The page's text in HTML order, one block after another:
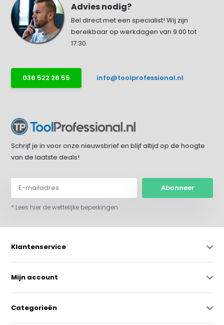
Advies nodig?
Bel direct met een specialist! Wij zijn
bereikbaar op werkdagen van 9:00 tot
17:30.
036 522 26 55 info@toolprofessional.nl
Schrijf je in voor onze nieuwsbrief en blijf altijd op de hoogte
van de laatste deals!
Abonneer
* Lees hier de wettelijke beperkingen
Klantenservice
Mijn account
Categorieën